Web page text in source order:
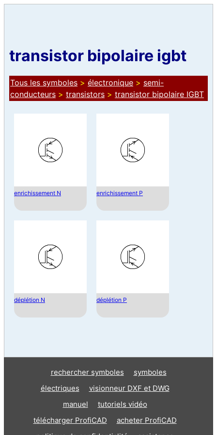
transistor bipolaire igbt
Tous les symboles > électronique > semi-
conducteurs > transistors > transistor bipolaire IGBT
enrichissement N enrichissement P
déplétion N déplétion P
rechercher symboles
symboles
électriques
visionneur DXF et DWG
manuel
tutoriels vidéo
télécharger ProfiCAD
acheter ProfiCAD